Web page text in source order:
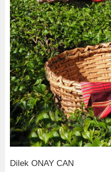
Dilek ONAY CAN